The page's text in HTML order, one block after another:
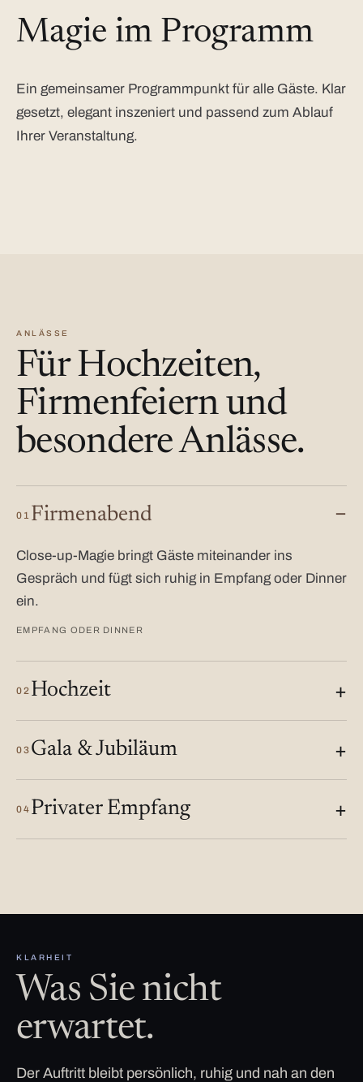
Magie im Programm
Ein gemeinsamer Programmpunkt für alle Gäste. Klar
gesetzt, elegant inszeniert und passend zum Ablauf
Ihrer Veranstaltung.
ANLÄSSE
Für Hochzeiten,
Firmenfeiern und
besondere Anlässe.
01 Firmenabend
Close-up-Magie bringt Gäste miteinander ins
Gespräch und fügt sich ruhig in Empfang oder Dinner
ein.
EMPFANG ODER DINNER
02 Hochzeit
03 Gala & Jubiläum
04 Privater Empfang
KLARHEIT
Was Sie nicht
erwartet.
Der Auftritt bleibt persönlich, ruhig und nah an den